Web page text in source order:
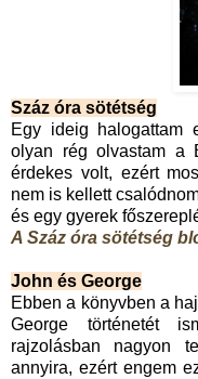
Száz óra sötétség
Egy ideig halogattam
olyan rég olvastam a
érdekes volt, ezért
nem is kellett
és egy gyerek
A Száz óra sötétség
John és George
Ebben a könyvben a
George történetét
rajzolásban nagyon
annyira, ezért engem